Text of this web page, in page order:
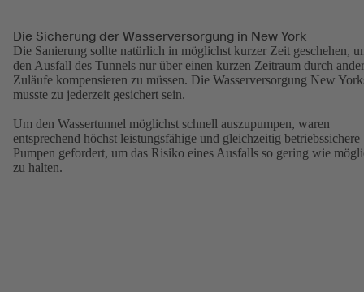
Die Sicherung der Wasserversorgung in New York
Die Sanierung sollte natürlich in möglichst kurzer Zeit geschehen,
den Ausfall des Tunnels nur über einen kurzen Zeitraum durch
Zuläufe kompensieren zu müssen. Die Wasserversorgung New
musste zu jederzeit gesichert sein.
Um den Wassertunnel möglichst schnell auszupumpen, waren
entsprechend höchst leistungsfähige und gleichzeitig betriebssichere
Pumpen gefordert, um das Risiko eines Ausfalls so gering wie
zu halten.